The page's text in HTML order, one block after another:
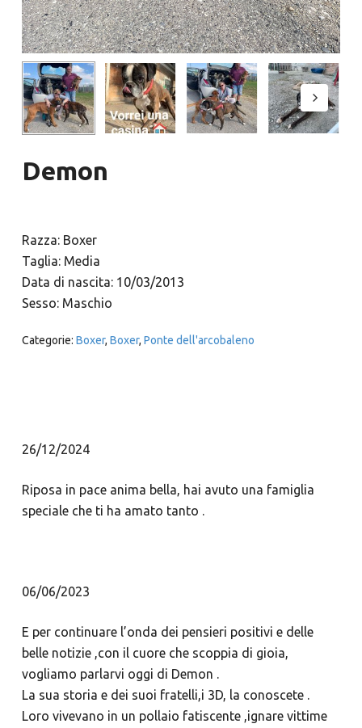
Demon
Razza: Boxer
Taglia: Media
Data di nascita: 10/03/2013
Sesso: Maschio
Categorie: Boxer, Boxer, Ponte dell'arcobaleno
26/12/2024
Riposa in pace anima bella, hai avuto una famiglia
speciale che ti ha amato tanto .
06/06/2023
E per continuare l’onda dei pensieri positivi e delle
belle notizie ,con il cuore che scoppia di gioia,
vogliamo parlarvi oggi di Demon .
La sua storia e dei suoi fratelli,i 3D, la conoscete .
Loro vivevano in un pollaio fatiscente ,ignare vittime